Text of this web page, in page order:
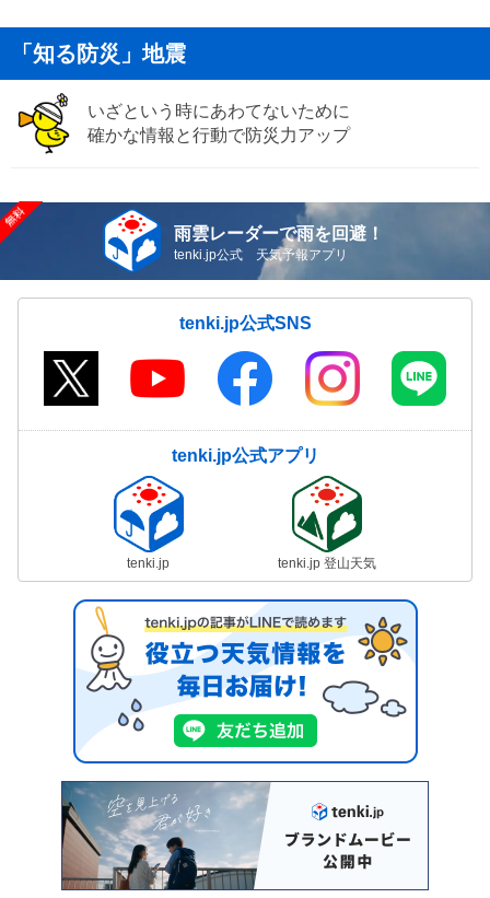
「知る防災」地震
いざという時にあわてないために
確かな情報と行動で防災力アップ
雨雲レーダーで雨を回避！
tenki.jp公式 天気予報アプリ
tenki.jp公式SNS
tenki.jp公式アプリ
tenki.jp tenki.jp 登山天気